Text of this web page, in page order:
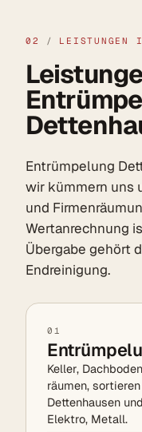
02 / LEISTUNGEN
Entrümpelung
wir kümmern uns
und
Wertanrechnung
Übergabe gehört
Endreinigung.
01
Keller,
räumen,
Dettenhausen
Elektro, Metall.